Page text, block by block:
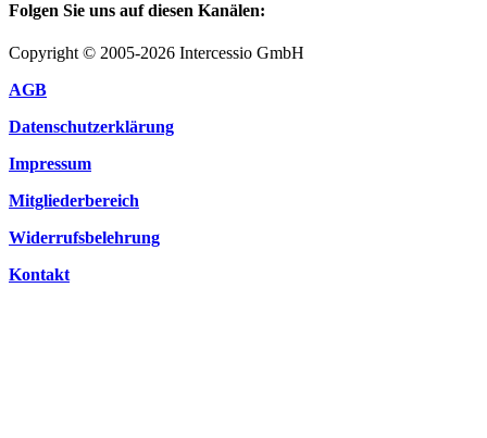
Folgen Sie uns auf diesen Kanälen:
Copyright © 2005-2026 Intercessio GmbH
AGB
Datenschutzerklärung
Impressum
Mitgliederbereich
Widerrufsbelehrung
Kontakt